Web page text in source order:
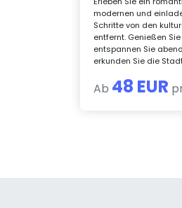
modernen und
Schritte von den
entfernt. Genießen
entspannen Sie
erkunden Sie die
Ab 48 EUR